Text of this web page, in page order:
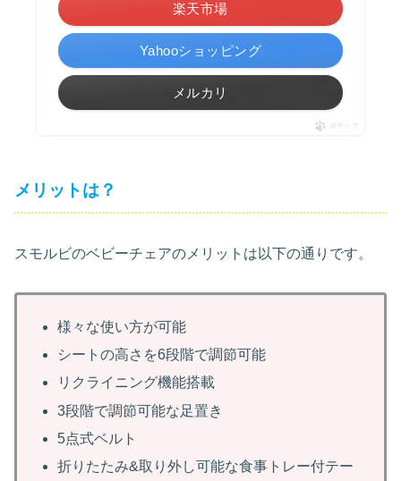
楽天市場
Yahooショッピング
メルカリ
ポチップ
メリットは？
スモルビのベビーチェアのメリットは以下の通りです。
様々な使い方が可能
シートの高さを6段階で調節可能
リクライニング機能搭載
3段階で調節可能な足置き
5点式ベルト
折りたたみ&取り外し可能な食事トレー付テー